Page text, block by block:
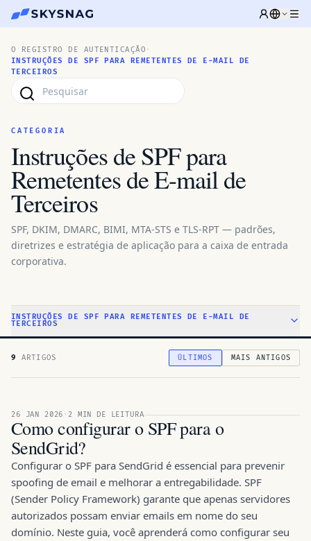
O REGISTRO DE AUTENTICAÇÃO ·
INSTRUÇÕES DE SPF PARA REMETENTES DE E-MAIL DE
TERCEIROS
CATEGORIA
Instruções de SPF para
Remetentes de E-mail de
Terceiros
SPF, DKIM, DMARC, BIMI, MTA-STS e TLS-RPT — padrões,
diretrizes e estratégia de aplicação para a caixa de entrada
corporativa.
INSTRUÇÕES DE SPF PARA REMETENTES DE E-MAIL DE
TERCEIROS
9 ARTIGOS ÚLTIMOS MAIS ANTIGOS
ARTIGO EM DESTAQUE · 26 JAN 2026
26 JAN 2026 ·2 MIN DE LEITURA
Como configurar o SPF para o
SendGrid?
Configurar o SPF para SendGrid é essencial para prevenir
spoofing de email e melhorar a entregabilidade. SPF
(Sender Policy Framework) garante que apenas servidores
autorizados possam enviar emails em nome do seu
domínio. Neste guia, você aprenderá como configurar seu